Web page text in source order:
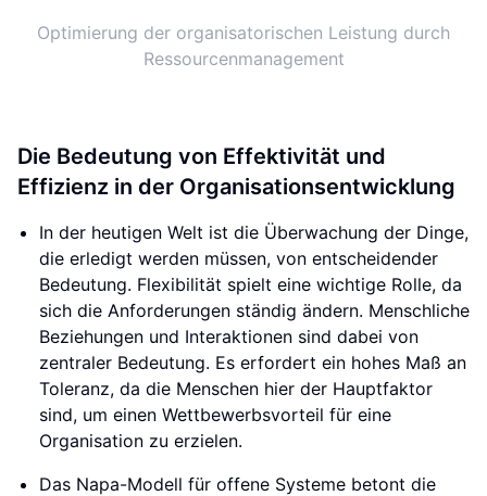
Optimierung der organisatorischen Leistung durch
Ressourcenmanagement
Die Bedeutung von Effektivität und
Effizienz in der Organisationsentwicklung
In der heutigen Welt ist die Überwachung der Dinge,
die erledigt werden müssen, von entscheidender
Bedeutung. Flexibilität spielt eine wichtige Rolle, da
sich die Anforderungen ständig ändern. Menschliche
Beziehungen und Interaktionen sind dabei von
zentraler Bedeutung. Es erfordert ein hohes Maß an
Toleranz, da die Menschen hier der Hauptfaktor
sind, um einen Wettbewerbsvorteil für eine
Organisation zu erzielen.
Das Napa-Modell für offene Systeme betont die